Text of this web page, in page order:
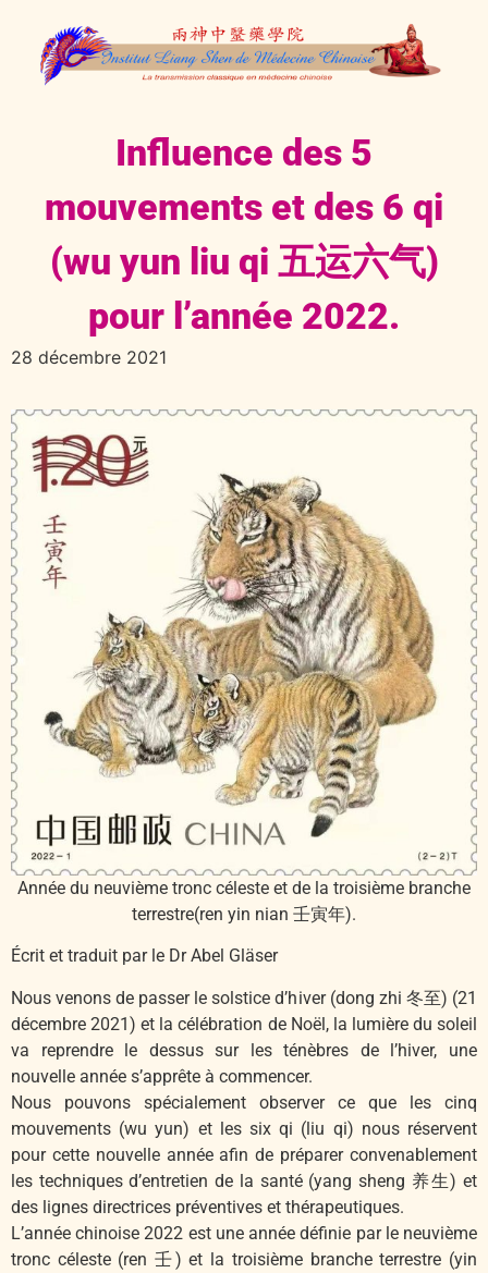
Influence des 5
mouvements et des 6 qi
(wu yun liu qi 五运六气)
pour l’année 2022.
28 décembre 2021
Année du neuvième tronc céleste et de la troisième branche
terrestre(ren yin nian 壬寅年).
Écrit et traduit par le Dr Abel Gläser
Nous venons de passer le solstice d’hiver (dong zhi 冬至) (21
décembre 2021) et la célébration de Noël, la lumière du soleil
va reprendre le dessus sur les ténèbres de l’hiver, une
nouvelle année s’apprête à commencer.
Nous pouvons spécialement observer ce que les cinq
mouvements (wu yun) et les six qi (liu qi) nous réservent
pour cette nouvelle année afin de préparer convenablement
les techniques d’entretien de la santé (yang sheng 养生) et
des lignes directrices préventives et thérapeutiques.
L’année chinoise 2022 est une année définie par le neuvième
tronc céleste (ren 壬) et la troisième branche terrestre (yin